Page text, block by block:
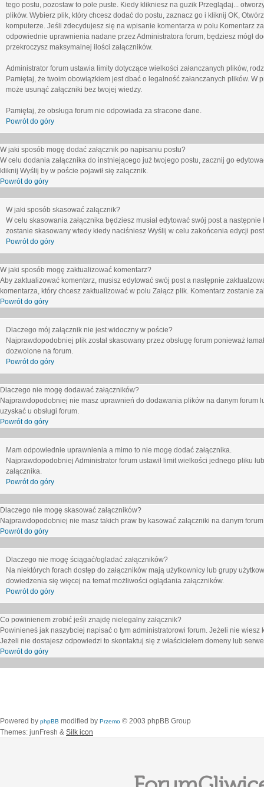
tego postu, pozostaw to pole puste. Kiedy klikniesz na guzik Przeglądaj...
plików. Wybierz plik, który chcesz dodać do postu, zaznacz go i kliknij OK,
komputerze. Jeśli zdecydujesz się na wpisanie komentarza w polu Komentarz
odpowiednie uprawnienia nadane przez Administratora forum, będziesz mógł
przekroczysz maksymalnej ilości załączników.
Administrator forum ustawia limity dotyczące wielkości załanczanych plików,
Pamiętaj, że twoim obowiązkiem jest dbać o legalność załanczanych plików.
może usunąć załączniki bez twojej wiedzy.
Pamiętaj, że obsługa forum nie odpowiada za stracone dane.
Powrót do góry
W jaki sposób mogę dodać załącznik po napisaniu postu?
W celu dodania załącznika do instniejącego już twojego postu, zacznij go
kliknij Wyślij by w poście pojawił się załącznik.
Powrót do góry
W jaki sposób skasować załącznik?
W celu skasowania załącznika będziesz musiał edytować swój post a
zostanie skasowany wtedy kiedy naciśniesz Wyślij w celu zakońcenia edycji
Powrót do góry
W jaki sposób mogę zaktualizować komentarz?
Aby zaktualizować komentarz, musisz edytować swój post a następnie
komentarza, który chcesz zaktualizować w polu Załącz plik. Komentarz zostanie
Powrót do góry
Dlaczego mój załącznik nie jest widoczny w poście?
Najprawdopodobniej plik został skasowany przez obsługę forum ponieważ
dozwolone na forum.
Powrót do góry
Dlaczego nie mogę dodawać załączników?
Najprawdopodobniej nie masz uprawnień do dodawania plików na danym forum
uzyskać u obsługi forum.
Powrót do góry
Mam odpowiednie uprawnienia a mimo to nie mogę dodać załącznika.
Najprawdopodobniej Administrator forum ustawił limit wielkości jednego pliku
załącznika.
Powrót do góry
Dlaczego nie mogę skasować załączników?
Najprawdopodobniej nie masz takich praw by kasować załączniki na danym
Powrót do góry
Dlaczego nie mogę ściągać/ogladać załączników?
Na niektórych forach dostęp do załączników mają użytkownicy lub grupy
dowiedzenia się więcej na temat możliwości oglądania załączników.
Powrót do góry
Co powinienem zrobić jeśli znajdę nielegalny załącznik?
Powinieneś jak naszybciej napisać o tym administratorowi forum. Jeżeli nie
Jeżeli nie dostajesz odpowiedzi to skontaktuj się z właścicielem domeny lub
Powrót do góry
Powered by phpBB modified by Przemo © 2003 phpBB Group
Themes: junFresh & Silk icon